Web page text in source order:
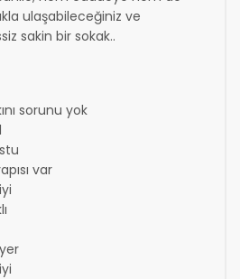
ulaşabileceğiniz ve
sakin bir sokak..
sorunu yok
var